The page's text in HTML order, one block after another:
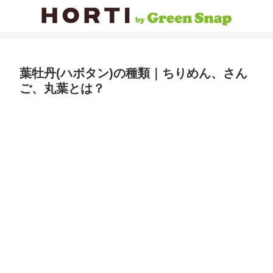
葉牡丹(ハボタン)の種類｜ちりめん、さん
ご、丸葉とは？